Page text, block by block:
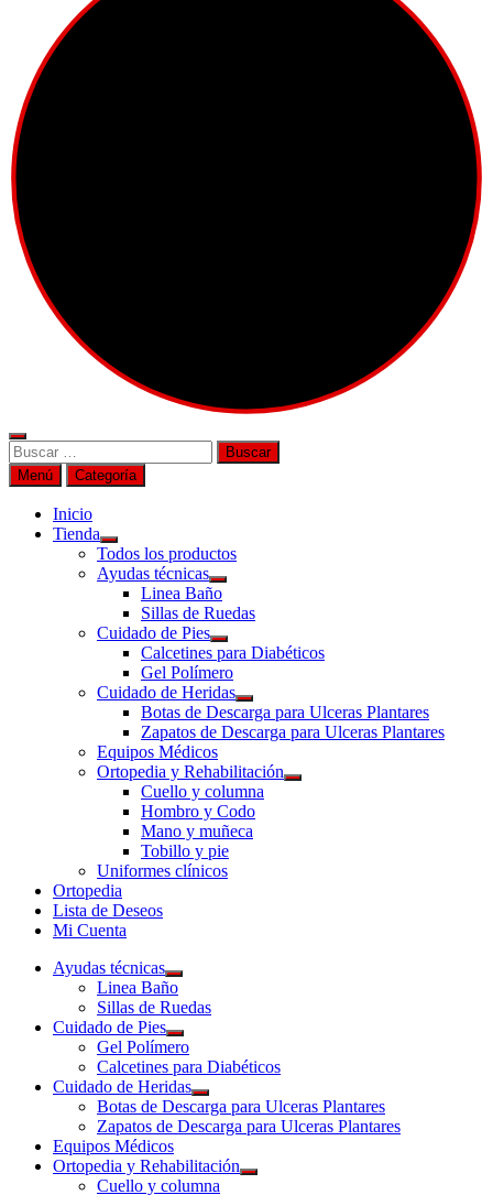
Buscar
por:Menú Categoría
Inicio
Tienda
Todos los productos
Ayudas técnicas
Linea Baño
Sillas de Ruedas
Cuidado de Pies
Calcetines para Diabéticos
Gel Polímero
Cuidado de Heridas
Botas de Descarga para Ulceras Plantares
Zapatos de Descarga para Ulceras Plantares
Equipos Médicos
Ortopedia y Rehabilitación
Cuello y columna
Hombro y Codo
Mano y muñeca
Tobillo y pie
Uniformes clínicos
Ortopedia
Lista de Deseos
Mi Cuenta
Ayudas técnicas
Linea Baño
Sillas de Ruedas
Cuidado de Pies
Gel Polímero
Calcetines para Diabéticos
Cuidado de Heridas
Botas de Descarga para Ulceras Plantares
Zapatos de Descarga para Ulceras Plantares
Equipos Médicos
Ortopedia y Rehabilitación
Cuello y columna